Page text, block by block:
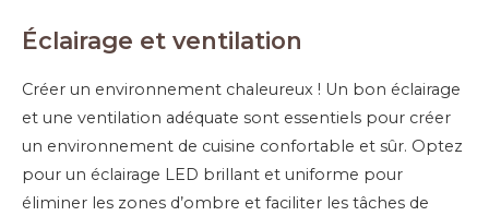
Éclairage et ventilation
Créer un environnement chaleureux ! Un bon éclairage
et une ventilation adéquate sont essentiels pour créer
un environnement de cuisine confortable et sûr. Optez
pour un éclairage LED brillant et uniforme pour
éliminer les zones d’ombre et faciliter les tâches de